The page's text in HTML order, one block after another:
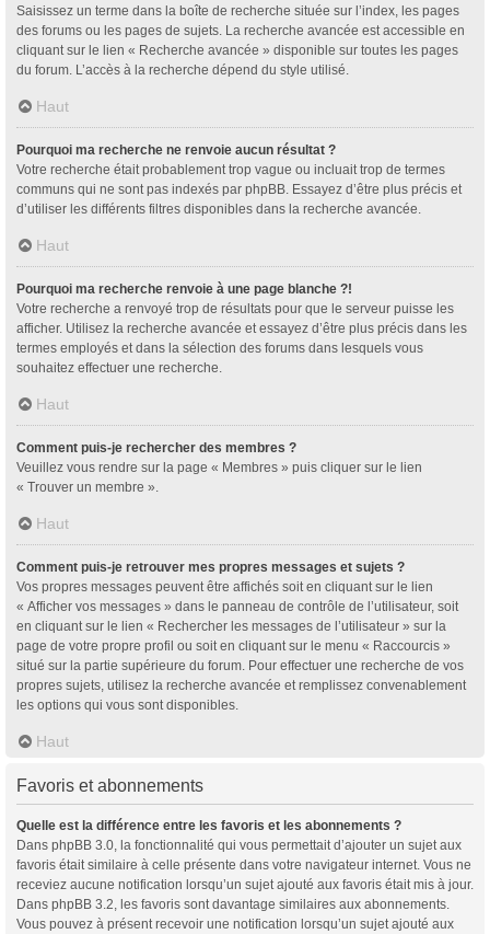
Saisissez un terme dans la boîte de recherche située sur l’index, les pages
des forums ou les pages de sujets. La recherche avancée est accessible en
cliquant sur le lien « Recherche avancée » disponible sur toutes les pages
du forum. L’accès à la recherche dépend du style utilisé.
Haut
Pourquoi ma recherche ne renvoie aucun résultat ?
Votre recherche était probablement trop vague ou incluait trop de termes
communs qui ne sont pas indexés par phpBB. Essayez d’être plus précis et
d’utiliser les différents filtres disponibles dans la recherche avancée.
Haut
Pourquoi ma recherche renvoie à une page blanche ?!
Votre recherche a renvoyé trop de résultats pour que le serveur puisse les
afficher. Utilisez la recherche avancée et essayez d’être plus précis dans les
termes employés et dans la sélection des forums dans lesquels vous
souhaitez effectuer une recherche.
Haut
Comment puis-je rechercher des membres ?
Veuillez vous rendre sur la page « Membres » puis cliquer sur le lien
« Trouver un membre ».
Haut
Comment puis-je retrouver mes propres messages et sujets ?
Vos propres messages peuvent être affichés soit en cliquant sur le lien
« Afficher vos messages » dans le panneau de contrôle de l’utilisateur, soit
en cliquant sur le lien « Rechercher les messages de l’utilisateur » sur la
page de votre propre profil ou soit en cliquant sur le menu « Raccourcis »
situé sur la partie supérieure du forum. Pour effectuer une recherche de vos
propres sujets, utilisez la recherche avancée et remplissez convenablement
les options qui vous sont disponibles.
Haut
Favoris et abonnements
Quelle est la différence entre les favoris et les abonnements ?
Dans phpBB 3.0, la fonctionnalité qui vous permettait d’ajouter un sujet aux
favoris était similaire à celle présente dans votre navigateur internet. Vous ne
receviez aucune notification lorsqu’un sujet ajouté aux favoris était mis à jour.
Dans phpBB 3.2, les favoris sont davantage similaires aux abonnements.
Vous pouvez à présent recevoir une notification lorsqu’un sujet ajouté aux